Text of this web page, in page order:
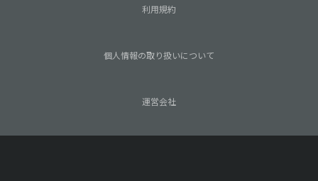
利用規約
個人情報の取り扱いについて
運営会社